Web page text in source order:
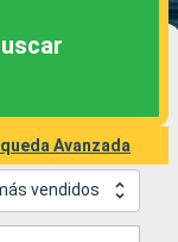
Avanzada
vendidos